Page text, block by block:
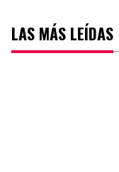
LAS MÁS LEÍDAS